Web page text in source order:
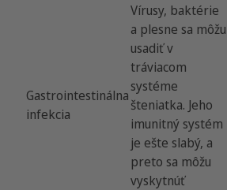
Gastrointestinálna
infekcia
Vírusy, baktérie
a plesne sa môžu
usadiť v
tráviacom
systéme
šteniatka. Jeho
imunitný systém
je ešte slabý, a
preto sa môžu
vyskytnúť